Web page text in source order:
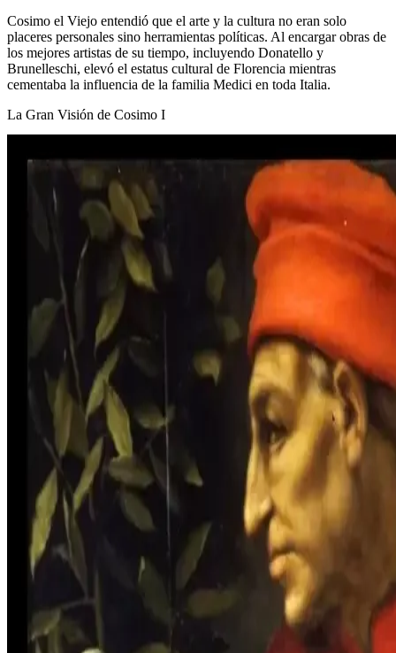
Cosimo el Viejo entendió que el arte y la cultura no eran solo
placeres personales sino herramientas políticas. Al encargar obras de
los mejores artistas de su tiempo, incluyendo Donatello y
Brunelleschi, elevó el estatus cultural de Florencia mientras
cementaba la influencia de la familia Medici en toda Italia.
La Gran Visión de Cosimo I